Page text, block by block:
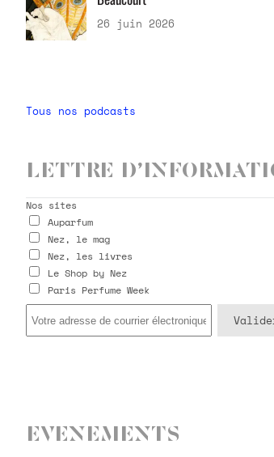
26 juin 2026
Tous nos podcasts
Lettre
Nos sites
Auparfum
Nez, le mag
Nez, les livres
Le Shop by Nez
Paris Perfume Week
Evenements